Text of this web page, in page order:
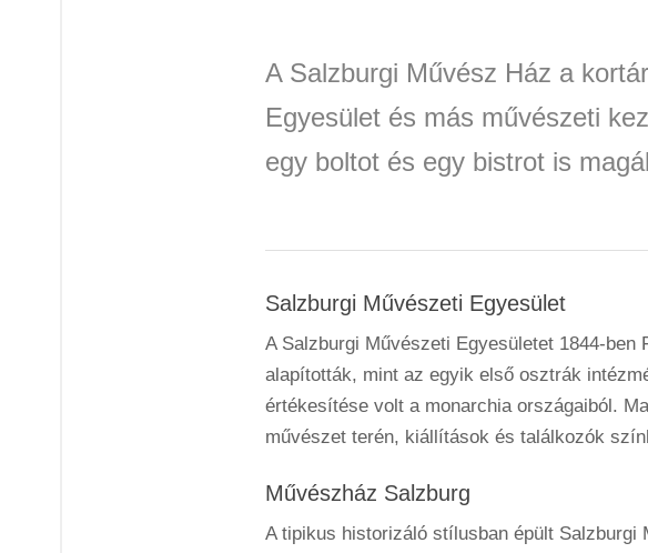
A Salzburgi Művész Ház a
Egyesület és más művészeti
egy boltot és egy bistrot is
Salzburgi Művészeti Egyesület
A Salzburgi Művészeti Egyesületet 1844-
alapították, mint az egyik első osztrák
értékesítése volt a monarchia országaiból.
művészet terén, kiállítások és találkozók
Művészház Salzburg
A tipikus historizáló stílusban épült Salzburgi